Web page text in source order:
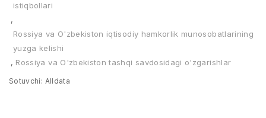
istiqbollari
,
Rossiya va O'zbekiston iqtisodiy hamkorlik munosobatlarining
yuzga kelishi
, Rossiya va O'zbekiston tashqi savdosidagi o'zgarishlar
Sotuvchi: Alldata